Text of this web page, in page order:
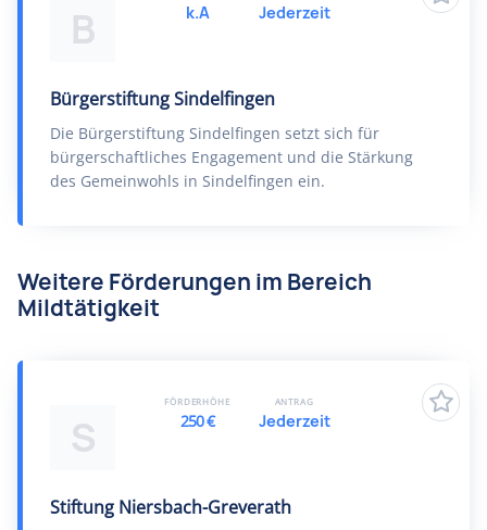
B
Bürgerstiftung Sindelfingen
Die Bürgerstiftung Sindelfingen setzt sich für
bürgerschaftliches Engagement und die Stärkung
des Gemeinwohls in Sindelfingen ein.
k.A Jederzeit
Weitere Förderungen im Bereich
Mildtätigkeit
S
Stiftung Niersbach-Greverath
FÖRDERHÖHE
250 €
ANTRAG
Jederzeit